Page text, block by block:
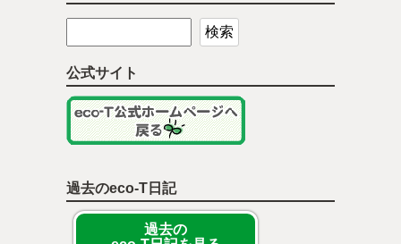
公式サイト
過去のeco-T日記
過去の